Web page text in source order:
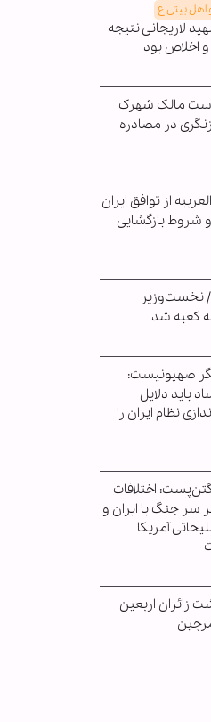
اهل بیتی ع
لاریجانی نتیجه
اخلاص بود
مالک شهرک
در مصادره
از توافق ایران
شروط بازگشایی
نخست‌وزیر
کعبه شد
صهیونیست:
باید دلایل
نظام ایران را
اختلافات
سر جنگ با ایران و
آمریکا
زائران اربعین